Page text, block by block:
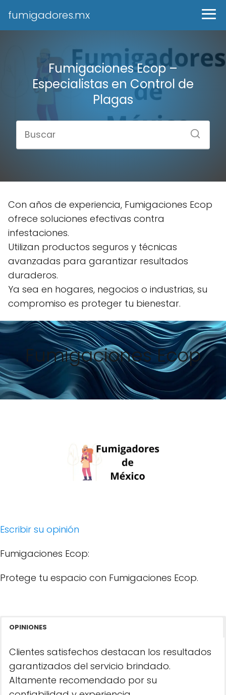
fumigadores.mx
Fumigaciones Ecop –
Especialistas en Control de
Plagas
Con años de experiencia, Fumigaciones Ecop
ofrece soluciones efectivas contra
infestaciones.
Utilizan productos seguros y técnicas
avanzadas para garantizar resultados
duraderos.
Ya sea en hogares, negocios o industrias, su
compromiso es proteger tu bienestar.
Fumigaciones Ecop
Escribir su opinión
Fumigaciones Ecop:
Protege tu espacio con Fumigaciones Ecop.
OPINIONES
Clientes satisfechos destacan los resultados
garantizados del servicio brindado.
Altamente recomendado por su